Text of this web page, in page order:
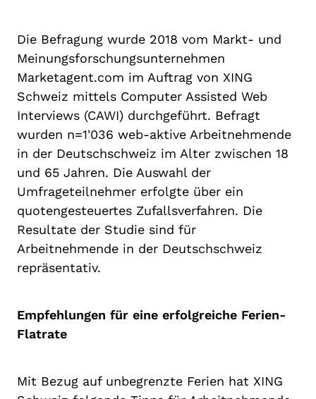
Die Befragung wurde 2018 vom Markt- und
Meinungsforschungsunternehmen
Marketagent.com im Auftrag von XING
Schweiz mittels Computer Assisted Web
Interviews (CAWI) durchgeführt. Befragt
wurden n=1'036 web-aktive Arbeitnehmende
in der Deutschschweiz im Alter zwischen 18
und 65 Jahren. Die Auswahl der
Umfrageteilnehmer erfolgte über ein
quotengesteuertes Zufallsverfahren. Die
Resultate der Studie sind für
Arbeitnehmende in der Deutschschweiz
repräsentativ.
Empfehlungen für eine erfolgreiche Ferien-
Flatrate
Mit Bezug auf unbegrenzte Ferien hat XING